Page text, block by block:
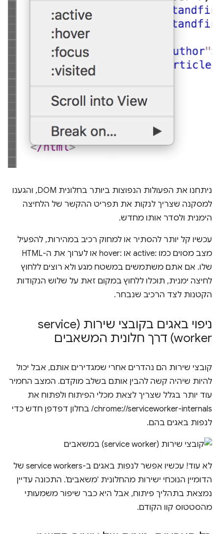
ניתחנו את הפעולות הנפוצות ביותר בחלונית DOM, והגענו
למסקנה שצריך לנקות את תפריט ההקשר של הלחיצה
הימנית ולסדר אותו מחדש.
עכשיו קל יותר להסתיר או למחוק רכיב במהירות, להפעיל
מצב מסוים כמו :active או :hover או לערוך את ה-HTML
שלו. אם אתם משתמשים במשטח מגע ולא רוצים ללחוץ
לחיצה ימנית, תוכלו ללחוץ במקום זאת על שלוש הנקודות
הקטנות לצד הרכיב שנבחר.
ניפוי באגים בקובצי שירות (service
worker) דרך חלונית המשאבים
קובצי שירות הם נהדרים אחרי שמגדירים אותם, אבל יכול
להיות שיהיה קשה להבין אותם בשלב מוקדם. המצב החמיר
עוד יותר בגלל שצריך לצאת מכלי הפיתוח ולפתוח את
chrome://serviceworker-internals/ בחלון דפדפן חדש כדי
לנפות באגים בהם.
לא עוד! עכשיו אפשר לנפות באגים ב-service workers של
הדומיין הנוכחי ישירות מהחלונית 'משאבים'. התכונה עדיין
נמצאת בתהליך פיתוח, אבל היא כבר שיפור משמעותי
מהסטטוס קוו הקודם.